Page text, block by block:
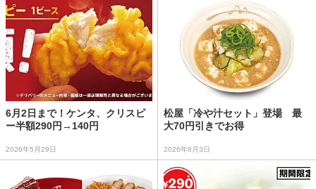
6月2日まで！ケンタ、クリスピ
ー半額290円→140円
2026年5月29日
松屋「冷や汁セット」登場 最
大70円引きでお得
2026年8月3日